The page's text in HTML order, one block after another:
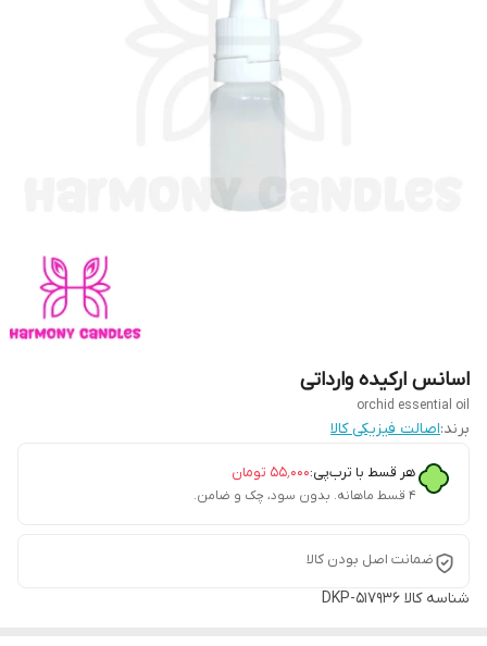
اسانس ارکیده وارداتی
orchid essential oil
برند:اصالت فیزیکی کالا
هر قسط با ترب‌پی:۵۵٬۰۰۰ تومان
۴ قسط ماهانه. بدون سود، چک و ضامن.
ضمانت اصل بودن کالا
شناسه کالا DKP-517936